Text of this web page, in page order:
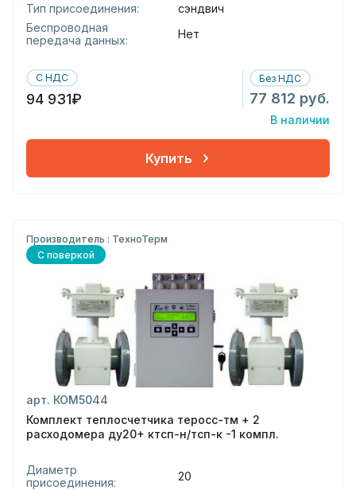
Тип присоединения:
сэндвич
Беспроводная
передача данных:
Нет
С НДС
94 931₽
Без НДС
77 812 руб.
В наличии
Купить
Производитель : ТехноТерм
С поверкой
арт. КОМ5044
Комплект теплосчетчика теросс-тм + 2
расходомера ду20+ ктсп-н/тсп-к -1 компл.
Диаметр
присоединения:
20